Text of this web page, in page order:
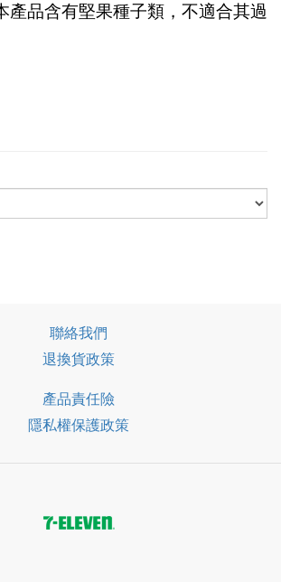
產品含有堅果種子類，不適合其過
聯絡我們
退換貨政策
產品責任險
隱私權保護政策